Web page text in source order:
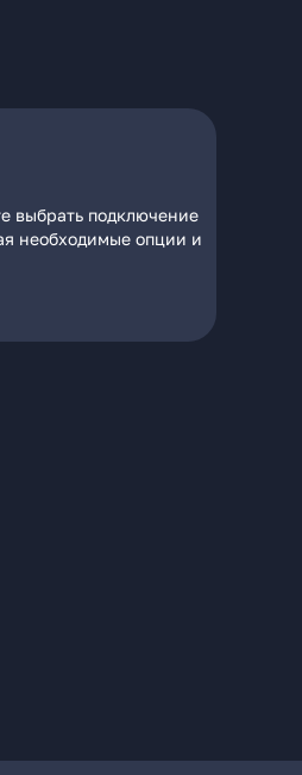
выбрать подключение
необходимые опции и